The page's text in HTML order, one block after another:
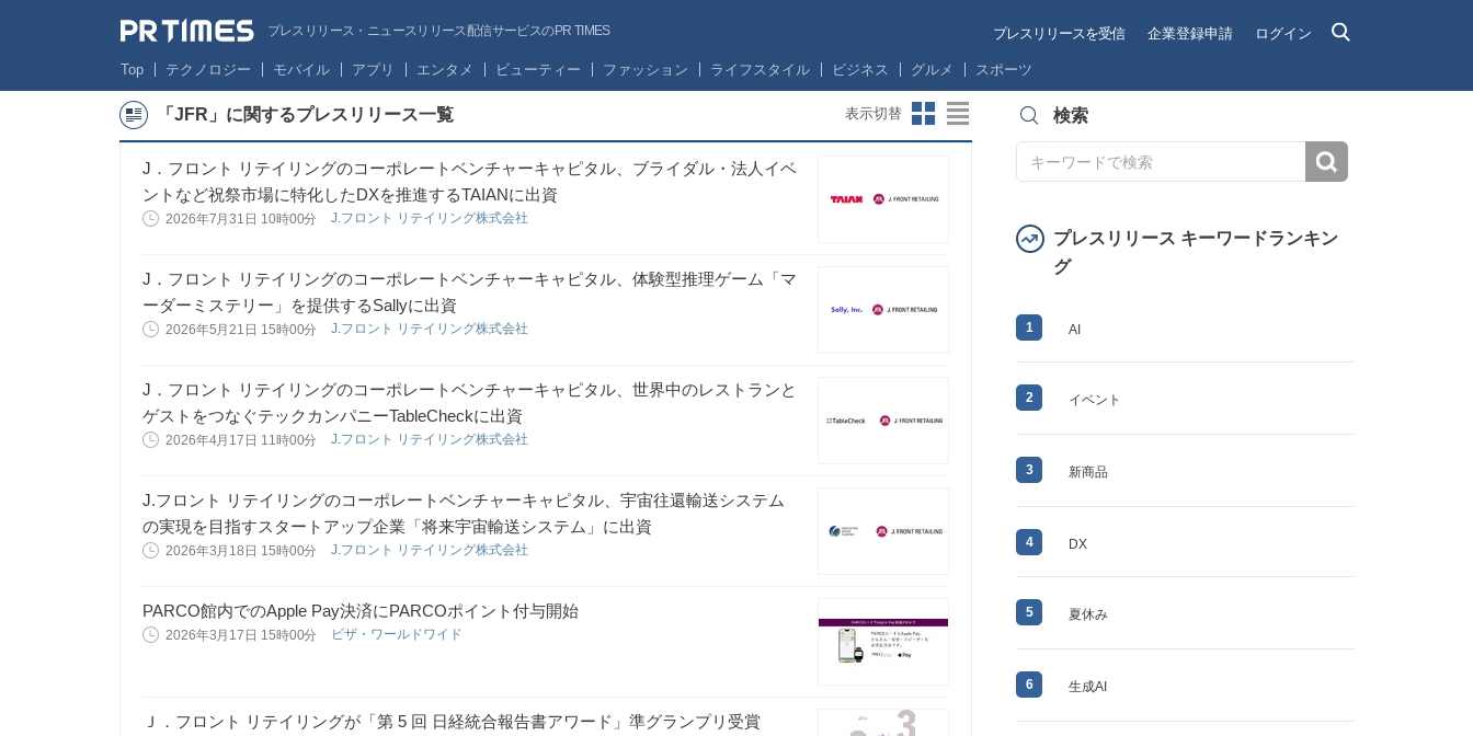
プレスリリース・ニュースリリース配信サービスのPR TIMES プレスリリースを受信 企業登録申請 ログイン
Top テクノロジー モバイル アプリ エンタメ ビューティー ファッション ライフスタイル ビジネス グルメ スポーツ
「JFR」に関するプレスリリース一覧 表示切替
J．フロント リテイリングのコーポレートベンチャーキャピタル、ブライダル・法人イベ
ントなど祝祭市場に特化したDXを推進するTAIANに出資
2026年7月31日 10時00分 J.フロント リテイリング株式会社
J．フロント リテイリングのコーポレートベンチャーキャピタル、体験型推理ゲーム「マ
ーダーミステリー」を提供するSallyに出資
2026年5月21日 15時00分 J.フロント リテイリング株式会社
J．フロント リテイリングのコーポレートベンチャーキャピタル、世界中のレストランと
ゲストをつなぐテックカンパニーTableCheckに出資
2026年4月17日 11時00分 J.フロント リテイリング株式会社
J.フロント リテイリングのコーポレートベンチャーキャピタル、宇宙往還輸送システム
の実現を目指すスタートアップ企業「将来宇宙輸送システム」に出資
2026年3月18日 15時00分 J.フロント リテイリング株式会社
PARCO館内でのApple Pay決済にPARCOポイント付与開始
2026年3月17日 15時00分 ビザ・ワールドワイド
Ｊ．フロント リテイリングが「第 5 回 日経統合報告書アワード」準グランプリ受賞
検索
プレスリリース キーワードランキン
グ
1 AI
2 イベント
3 新商品
4 DX
5 夏休み
6 生成AI